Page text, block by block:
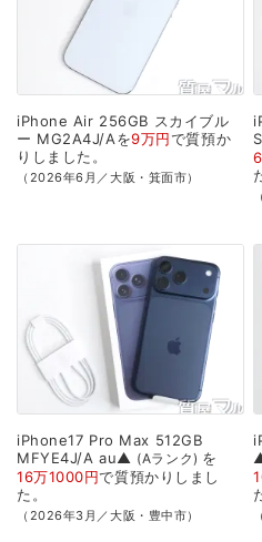
iPhone Air 256GB スカイブル
ー MG2A4J/Aを9万円で質預か
り しました。
（2026年6月／大阪・箕面市）
iPhone17 Pro Max 512GB
MFYE4J/A au▲ Aランク を
16万1000円で質預かり しまし
た。
（2026年3月／大阪・豊中市）